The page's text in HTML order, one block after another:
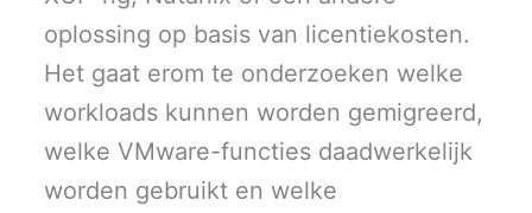
oplossing op basis van licentiekosten.
Het gaat erom te onderzoeken welke
workloads kunnen worden gemigreerd,
welke VMware-functies daadwerkelijk
worden gebruikt en welke